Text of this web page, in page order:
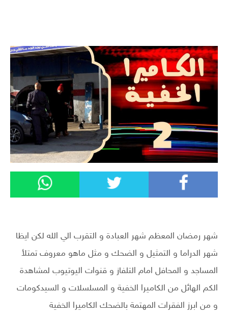
شهر رمضان المعظم شهر العبادة و التقرب الي الله لكن ايظا
شهر الدراما و التمثيل و الضحك و مثل ماهو معروف تمتلأ
المساجد و المحافل امام التلفاز و قنوات اليوتيوب لمشاهدة
الكم الهائل من الكاميرا الخفية و المسلسلات و السيدكومات
و من ابرز الفقرات المهتمة بالضحك الكاميرا الخفية